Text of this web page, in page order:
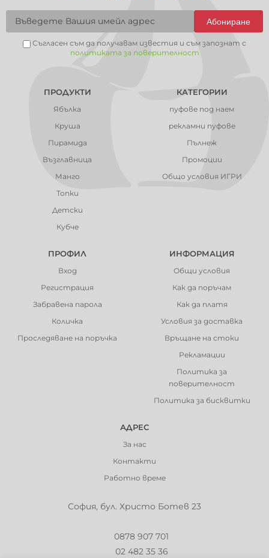
Абониране
Съгласен съм да получавам известия и съм запознат с
политиката за поверителност
ПРОДУКТИ
Ябълка
Круша
Пирамида
Възглавница
Манго
Топки
Детски
Кубче
КАТЕГОРИИ
пуфове под наем
рекламни пуфове
Пълнеж
Промоции
Общо условия ИГРИ
ПРОФИЛ
Вход
Регистрация
Забравена парола
Количка
Проследяване на поръчка
ИНФОРМАЦИЯ
Общи условия
Как да поръчам
Как да платя
Условия за доставка
Връщане на стоки
Рекламации
Политика за
поверителност
Политика за бисквитки
АДРЕС
За нас
Контакти
Работно време
София, бул. Христо Ботев 23
0878 907 701
02 482 35 36